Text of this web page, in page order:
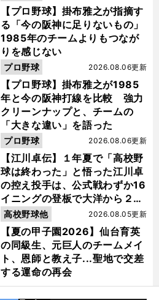
【プロ野球】掛布雅之が指摘す
る「今の阪神に足りないもの」
1985年のチームよりもつなが
りを感じない
【プロ野球】掛布雅之が1985
年と今の阪神打線を比較 強力
クリーンナップと、チームの
「大きな違い」を語った
2026.08.06更新
プロ野球
【江川卓伝】１年夏で「高校野
球は終わった」と悟った江川卓
の控え投手は、公式戦わずか16
イニングの登板で大洋から２位
指名を受けた
2026.08.06更新
プロ野球
【夏の甲子園2026】仙台育英
の同級生、元巨人のチームメイ
ト、恩師と教え子...聖地で交差
する運命の再会
2026.08.05更新
高校野球他